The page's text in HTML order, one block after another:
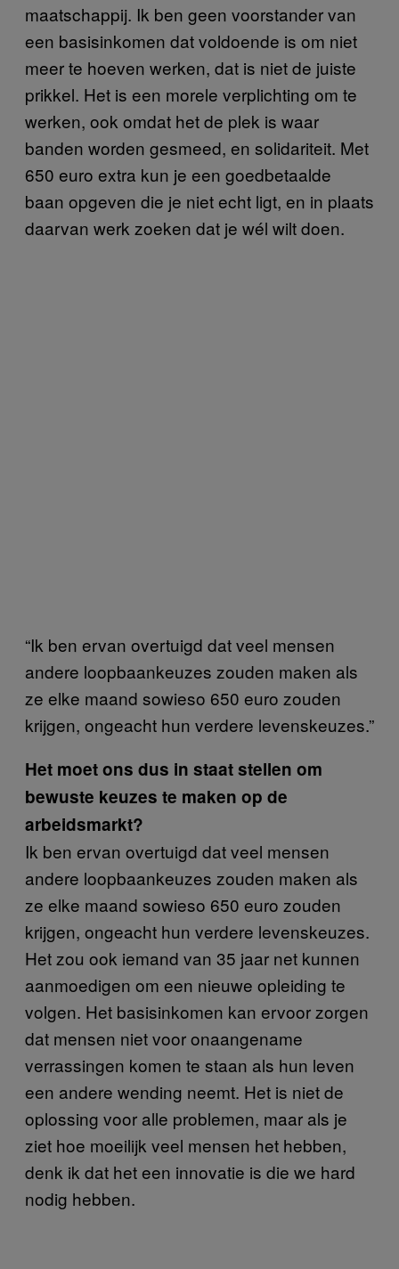
maatschappij. Ik ben geen voorstander van
een basisinkomen dat voldoende is om niet
meer te hoeven werken, dat is niet de juiste
prikkel. Het is een morele verplichting om te
werken, ook omdat het de plek is waar
banden worden gesmeed, en solidariteit. Met
650 euro extra kun je een goedbetaalde
baan opgeven die je niet echt ligt, en in plaats
daarvan werk zoeken dat je wél wilt doen.
“Ik ben ervan overtuigd dat veel mensen
andere loopbaankeuzes zouden maken als
ze elke maand sowieso 650 euro zouden
krijgen, ongeacht hun verdere levenskeuzes.”
Het moet ons dus in staat stellen om
bewuste keuzes te maken op de
arbeidsmarkt?
Ik ben ervan overtuigd dat veel mensen
andere loopbaankeuzes zouden maken als
ze elke maand sowieso 650 euro zouden
krijgen, ongeacht hun verdere levenskeuzes.
Het zou ook iemand van 35 jaar net kunnen
aanmoedigen om een nieuwe opleiding te
volgen. Het basisinkomen kan ervoor zorgen
dat mensen niet voor onaangename
verrassingen komen te staan als hun leven
een andere wending neemt. Het is niet de
oplossing voor alle problemen, maar als je
ziet hoe moeilijk veel mensen het hebben,
denk ik dat het een innovatie is die we hard
nodig hebben.